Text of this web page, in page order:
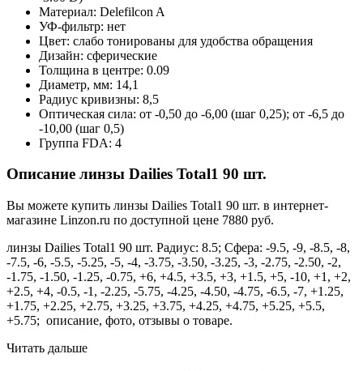
Материал: Delefilcon A
УФ-фильтр: нет
Цвет: слабо тонированы для удобства обращения
Дизайн: сферические
Толщина в центре: 0.09
Диаметр, мм: 14,1
Радиус кривизны: 8,5
Оптическая сила: от -0,50 до -6,00 (шаг 0,25); от -6,5 до
-10,00 (шаг 0,5)
Группа FDA: 4
Описание линзы Dailies Total1 90 шт.
Вы можете купить линзы Dailies Total1 90 шт. в интернет-
магазине Linzon.ru по доступной цене 7880 руб.
линзы Dailies Total1 90 шт. Радиус: 8.5; Сфера: -9.5, -9, -8.5, -8,
-7.5, -6, -5.5, -5.25, -5, -4, -3.75, -3.50, -3.25, -3, -2.75, -2.50, -2,
-1.75, -1.50, -1.25, -0.75, +6, +4.5, +3.5, +3, +1.5, +5, -10, +1, +2,
+2.5, +4, -0.5, -1, -2.25, -5.75, -4.25, -4.50, -4.75, -6.5, -7, +1.25,
+1.75, +2.25, +2.75, +3.25, +3.75, +4.25, +4.75, +5.25, +5.5,
+5.75; описание, фото, отзывы о товаре.
Читать дальше